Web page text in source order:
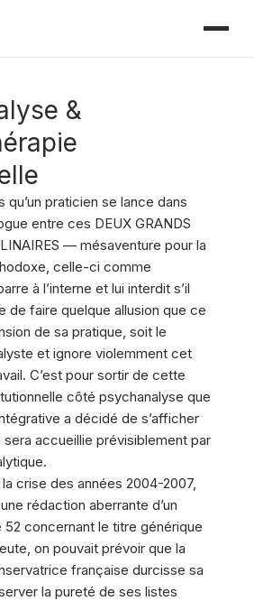
&
qu’un praticien se lance dans
entre ces DEUX GRANDS
— mésaventure pour la
celle-ci comme
à l’interne et lui interdit s’il
de faire quelque allusion que ce
de sa pratique, soit le
et ignore violemment cet
C’est pour sortir de cette
côté psychanalyse que
a décidé de s’afficher
sera accueillie prévisiblement par
crise des années 2004-2007,
rédaction aberrante d’un
concernant le titre générique
on pouvait prévoir que la
française durcisse sa
la pureté de ses listes